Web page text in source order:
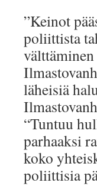
”Keinot
poliittista
läheisiä
“Tuntuu
parhaaksi
koko
poliittisia